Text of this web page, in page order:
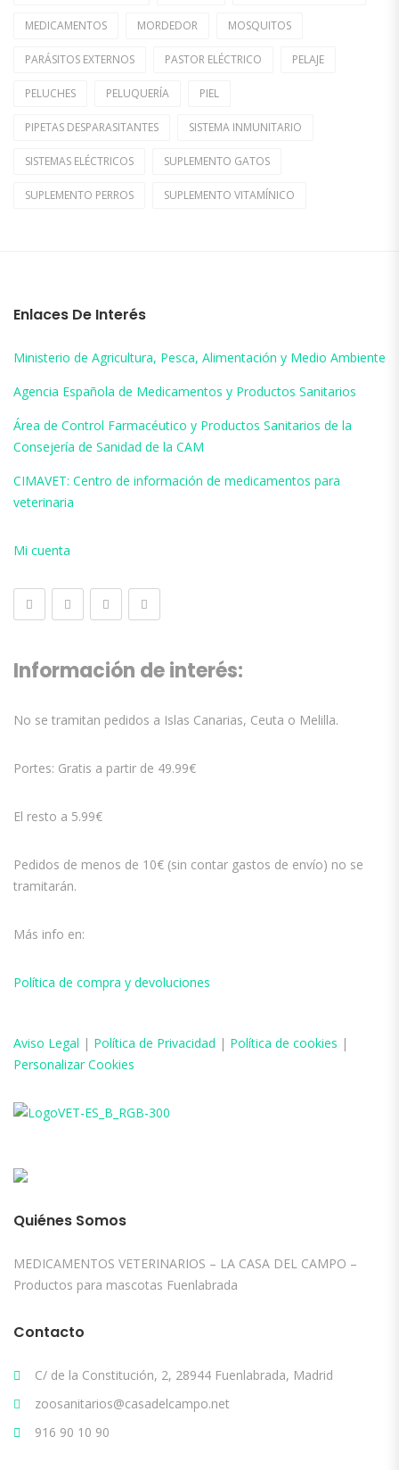
MEDICAMENTOS MORDEDOR MOSQUITOS
PARÁSITOS EXTERNOS PASTOR ELÉCTRICO PELAJE
PELUCHES PELUQUERÍA PIEL
PIPETAS DESPARASITANTES SISTEMA INMUNITARIO
SISTEMAS ELÉCTRICOS SUPLEMENTO GATOS
SUPLEMENTO PERROS SUPLEMENTO VITAMÍNICO
Enlaces De Interés
Ministerio de Agricultura, Pesca, Alimentación y Medio Ambiente
Agencia Española de Medicamentos y Productos Sanitarios
Área de Control Farmacéutico y Productos Sanitarios de la
Consejería de Sanidad de la CAM
CIMAVET: Centro de información de medicamentos para
veterinaria
Mi cuenta
Información de interés:
No se tramitan pedidos a Islas Canarias, Ceuta o Melilla.
Portes: Gratis a partir de 49.99€
El resto a 5.99€
Pedidos de menos de 10€ (sin contar gastos de envío) no se
tramitarán.
Más info en:
Política de compra y devoluciones
Aviso Legal | Política de Privacidad | Política de cookies |
Personalizar Cookies
Quiénes Somos
MEDICAMENTOS VETERINARIOS – LA CASA DEL CAMPO –
Productos para mascotas Fuenlabrada
Contacto
C/ de la Constitución, 2, 28944 Fuenlabrada, Madrid
zoosanitarios@casadelcampo.net
916 90 10 90